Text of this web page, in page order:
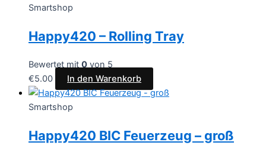
Smartshop
Happy420 – Rolling Tray
Bewertet mit 0 von 5
€5.00 In den Warenkorb
Smartshop
Happy420 BIC Feuerzeug – groß